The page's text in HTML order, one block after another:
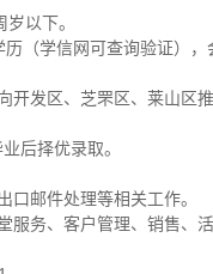
以下。
（学信网可查询验证），
开发区、芝罘区、莱山区推
后择优录取。
口邮件处理等相关工作。
服务、客户管理、销售、